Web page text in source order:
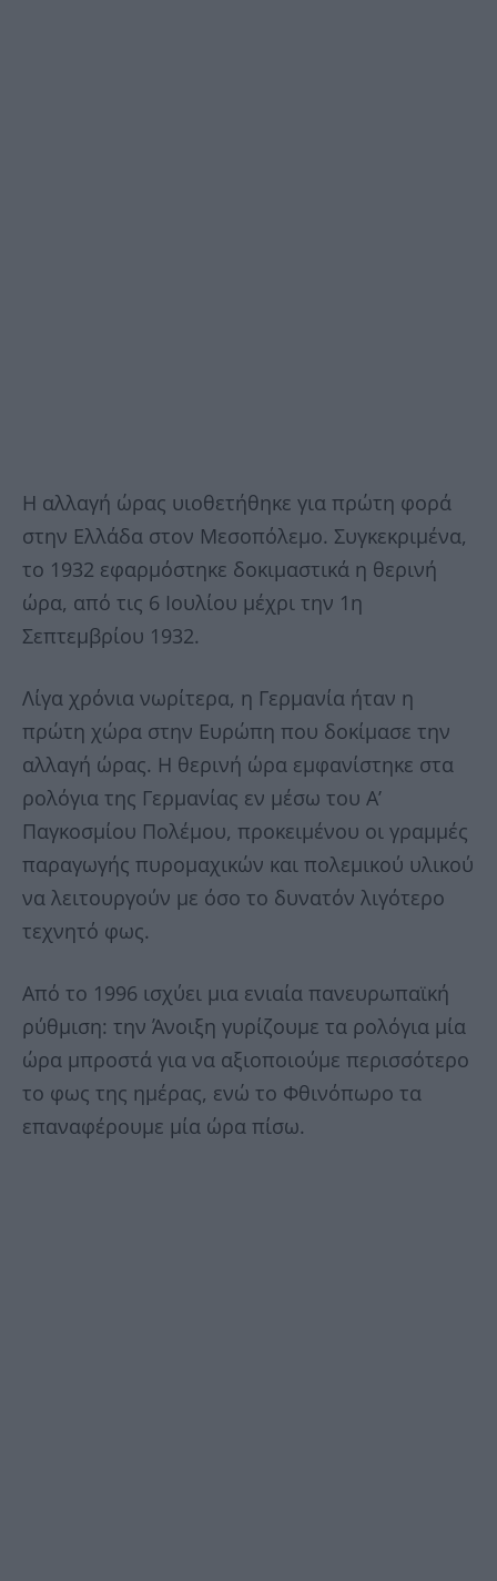
Η αλλαγή ώρας υιοθετήθηκε για πρώτη φορά
στην Ελλάδα στον Μεσοπόλεμο. Συγκεκριμένα,
το 1932 εφαρμόστηκε δοκιμαστικά η θερινή
ώρα, από τις 6 Ιουλίου μέχρι την 1η
Σεπτεμβρίου 1932.
Λίγα χρόνια νωρίτερα, η Γερμανία ήταν η
πρώτη χώρα στην Ευρώπη που δοκίμασε την
αλλαγή ώρας. Η θερινή ώρα εμφανίστηκε στα
ρολόγια της Γερμανίας εν μέσω του Α’
Παγκοσμίου Πολέμου, προκειμένου οι γραμμές
παραγωγής πυρομαχικών και πολεμικού υλικού
να λειτουργούν με όσο το δυνατόν λιγότερο
τεχνητό φως.
Από το 1996 ισχύει μια ενιαία πανευρωπαϊκή
ρύθμιση: την Άνοιξη γυρίζουμε τα ρολόγια μία
ώρα μπροστά για να αξιοποιούμε περισσότερο
το φως της ημέρας, ενώ το Φθινόπωρο τα
επαναφέρουμε μία ώρα πίσω.